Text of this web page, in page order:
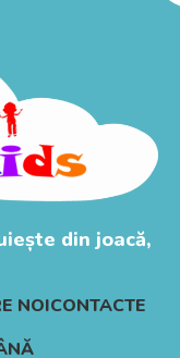
din joacă,
NOICONTACTE